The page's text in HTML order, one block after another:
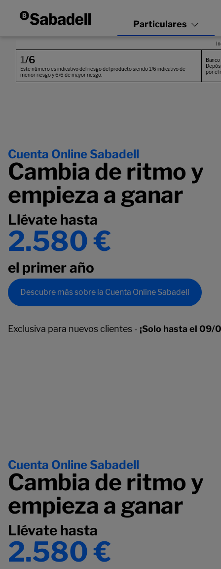
Cuenta Online Sabadell
Cambia de ritmo y
empieza a ganar
Llévate hasta
2.580 €
el primer año
Descubre más sobre la Cuenta Online Sabadell
Exclusiva para nuevos clientes - ¡Solo hasta el 09/
Cuenta Online Sabadell
Cambia de ritmo y
empieza a ganar
Llévate hasta
2.580 €